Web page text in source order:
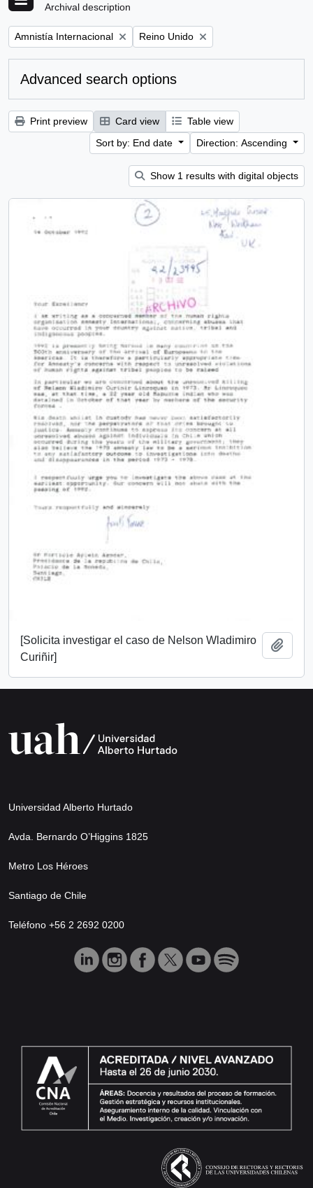
Archival description
Remove filter:
Amnistía Internacional Remove filter:
Reino Unido
Advanced search options
Print preview Card view
Table view
Sort by: End date
Direction: Ascending
Show 1 results with digital objects
[Solicita investigar el caso de Nelson Wladimiro
Curiñir]
Universidad Alberto Hurtado
Avda. Bernardo O’Higgins 1825
Metro Los Héroes
Santiago de Chile
Teléfono +56 2 2692 0200